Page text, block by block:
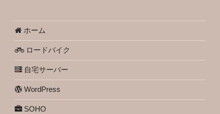
ホーム
ロードバイク
自宅サーバー
WordPress
SOHO